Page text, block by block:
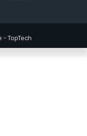
- TopTech